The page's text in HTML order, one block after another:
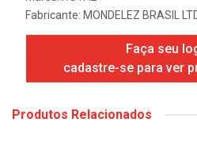
Fabricante: MONDELEZ BRASIL
Faça seu
cadastre-se para ver
Produtos Relacionados